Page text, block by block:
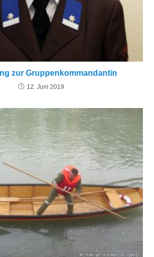
zur Gruppenkommandantin
12. Juni 2019